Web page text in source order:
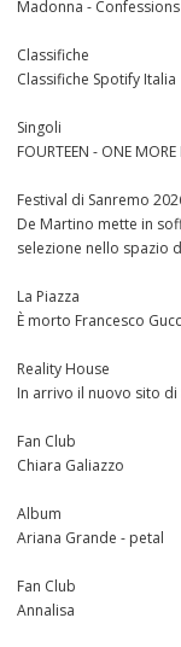
Madonna -
Classifiche
Classifiche Spotify Italia
Singoli
FOURTEEN - ONE MORE
Festival di Sanremo
De Martino mette in
selezione nello spazio
La Piazza
È morto Francesco
Reality House
In arrivo il nuovo sito di
Fan Club
Chiara Galiazzo
Album
Ariana Grande - petal
Fan Club
Annalisa